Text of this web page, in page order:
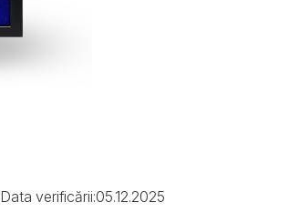
Data verificării:05.12.2025